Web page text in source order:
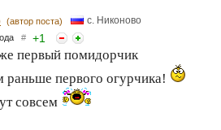
(автор поста) с. Никоново
# +1
первый помидорчик
раньше первого огурчика!
совсем